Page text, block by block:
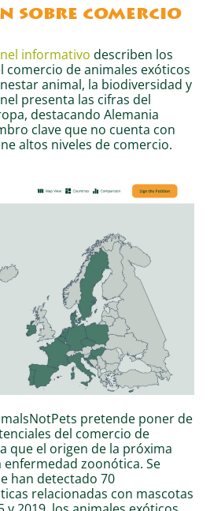
sobre comercio
informativo describen los
comercio de animales exóticos
animal, la biodiversidad y
presenta las cifras del
destacando Alemania
clave que no cuenta con
altos niveles de comercio.
pretende poner de
del comercio de
que el origen de la próxima
zoonótica. Se
han detectado 70
relacionadas con mascotas